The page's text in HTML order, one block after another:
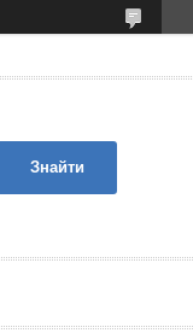
Знайти